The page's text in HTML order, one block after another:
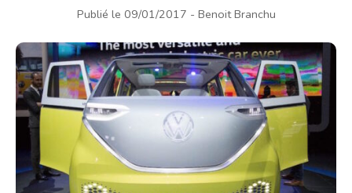
Publié le 09/01/2017 - Benoit Branchu